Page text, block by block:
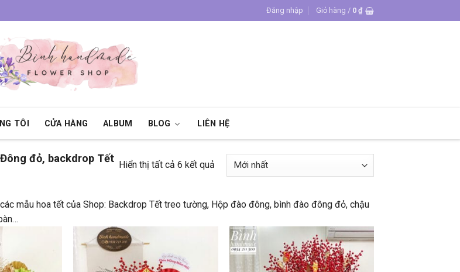
Đăng nhập Giỏ hàng / 0 ₫
TÔI CỬA HÀNG ALBUM BLOG LIÊN HỆ
đỏ, backdrop Tết Hiển thị tất cả 6 kết quả
mẫu hoa tết của Shop: Backdrop Tết treo tường, Hộp đào đông, bình đào đông đỏ, chậu